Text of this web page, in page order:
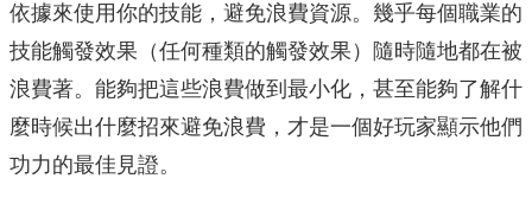
依據來使用你的技能，避免浪費資源。幾乎每個職業的
技能觸發效果（任何種類的觸發效果）隨時隨地都在被
浪費著。能夠把這些浪費做到最小化，甚至能夠了解什
麼時候出什麼招來避免浪費，才是一個好玩家顯示他們
功力的最佳見證。